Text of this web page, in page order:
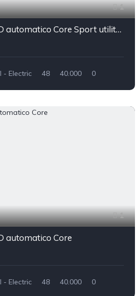
1
VOLVO XC60 B4 D automatico Core Sport utility vehicle 5-door (Euro 6D)
- Electric 48 40.000 0
1
automatico Core
- Electric 48 40.000 0